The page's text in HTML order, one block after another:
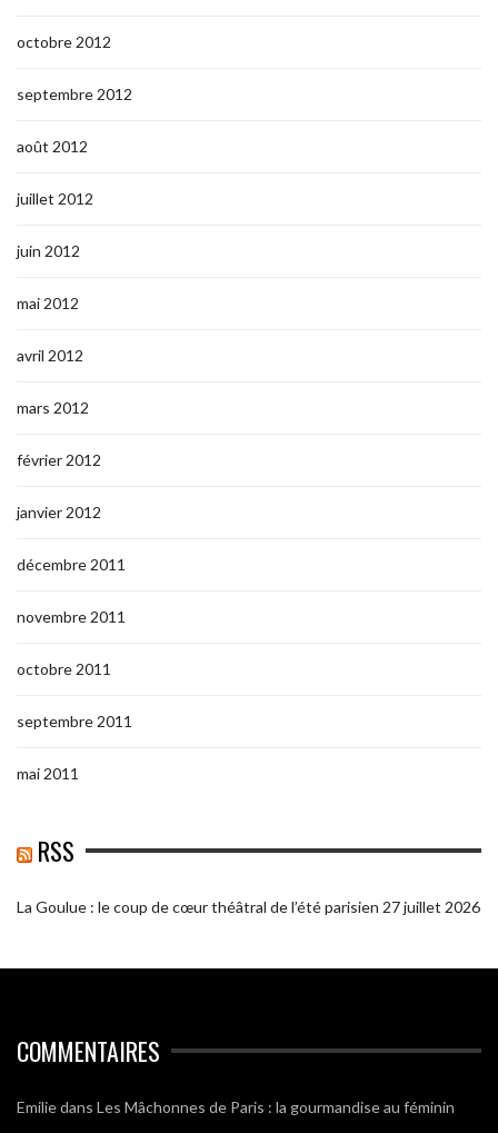
octobre 2012
septembre 2012
août 2012
juillet 2012
juin 2012
mai 2012
avril 2012
mars 2012
février 2012
janvier 2012
décembre 2011
novembre 2011
octobre 2011
septembre 2011
mai 2011
RSS
La Goulue : le coup de cœur théâtral de l’été parisien 27 juillet 2026
COMMENTAIRES
Emiliedans Les Mâchonnes de Paris : la gourmandise au féminin